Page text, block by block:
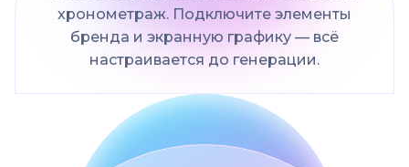
хронометраж. Подключите элементы
бренда и экранную графику — всё
настраивается до генерации.